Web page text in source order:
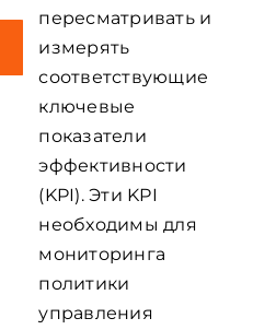
пересматривать и
измерять
соответствующие
ключевые
показатели
эффективности
(KPI). Эти KPI
необходимы для
мониторинга
политики
управления